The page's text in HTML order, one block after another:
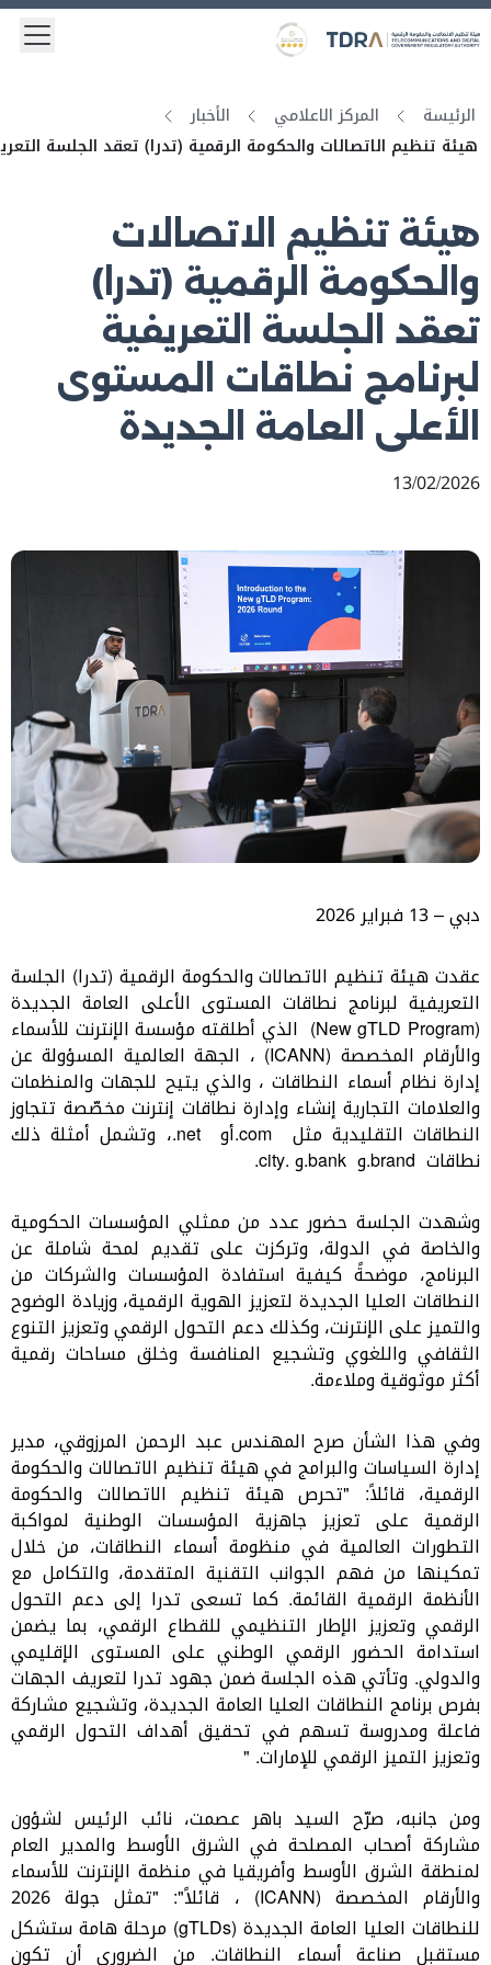
Logo
Gold star Logo
الرئيسة المركز الاعلامي
الأخبار
هيئة تنظيم الاتصالات والحكومة الرقمية (تدرا) تعقد الجلسة
هيئة تنظيم الاتصالات
والحكومة الرقمية (تدرا)
تعقد الجلسة التعريفية
لبرنامج نطاقات المستوى
الأعلى العامة الجديدة
13/02/2026
دبي –13 فبراير
2026
عقدت هيئة تنظيم الاتصالات والحكومة الرقمية (تدرا) الجلسة
التعريفية لبرنامج نطاقات المستوى الأعلى العامة الجديدة
(New gTLD Program) الذي أطلقته مؤسسة الإنترنت للأسماء
والأرقام المخصصة (ICANN) ، الجهة العالمية المسؤولة عن
إدارة نظام أسماء النطاقات ، والذي يتيح للجهات والمنظمات
والعلامات التجارية إنشاء وإدارة نطاقات إنترنت مخصّصة تتجاوز
النطاقات التقليدية مثل .com‎أو‎
.net ‎، وتشمل أمثلة ذلك
نطاقات .brand‎و .bank‎و.city‎.
وشهدت الجلسة حضور عدد من ممثلي المؤسسات الحكومية
والخاصة في الدولة، وتركزت على تقديم لمحة شاملة عن
البرنامج، موضحةً كيفية استفادة المؤسسات والشركات من
النطاقات العليا الجديدة لتعزيز الهوية الرقمية، وزيادة الوضوح
والتميز على الإنترنت، وكذلك دعم التحول الرقمي وتعزيز التنوع
الثقافي واللغوي وتشجيع المنافسة وخلق مساحات رقمية
أكثر موثوقية وملاءمة.
وفي هذا الشأن صرح المهندس عبد الرحمن المرزوقي، مدير
إدارة السياسات والبرامج في هيئة تنظيم الاتصالات والحكومة
الرقمية، قائلاً: "تحرص هيئة تنظيم الاتصالات والحكومة
الرقمية على تعزيز جاهزية المؤسسات الوطنية لمواكبة
التطورات العالمية في منظومة أسماء النطاقات، من خلال
تمكينها من فهم الجوانب التقنية المتقدمة، والتكامل مع
الأنظمة الرقمية القائمة. كما تسعى تدرا إلى دعم التحول
الرقمي وتعزيز الإطار التنظيمي للقطاع الرقمي، بما يضمن
استدامة الحضور الرقمي الوطني على المستوى الإقليمي
والدولي. وتأتي هذه الجلسة ضمن جهود تدرا لتعريف الجهات
بفرص برنامج النطاقات العليا العامة الجديدة، وتشجيع مشاركة
فاعلة ومدروسة تسهم في تحقيق أهداف التحول الرقمي
وتعزيز التميز الرقمي للإمارات. "
ومن جانبه، صرّح السيد باهر عصمت، نائب الرئيس لشؤون
مشاركة أصحاب المصلحة في الشرق الأوسط والمدير العام
لمنطقة الشرق الأوسط وأفريقيا في منظمة الإنترنت للأسماء
والأرقام المخصصة (ICANN) ، قائلاً:"
"تمثل جولة 2026
للنطاقات العليا العامة الجديدة
(gTLDs) مرحلة هامة ستشكل
مستقبل صناعة أسماء النطاقات. من الضروري أن تكون